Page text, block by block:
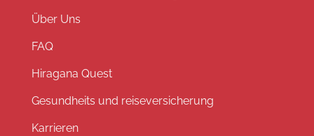
Über Uns
FAQ
Hiragana Quest
Gesundheits und reiseversicherung
Karrieren